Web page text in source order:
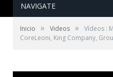
NAVIGATE
Inicio » Videos »
Vídeos :
CoreLeoni, King Company,